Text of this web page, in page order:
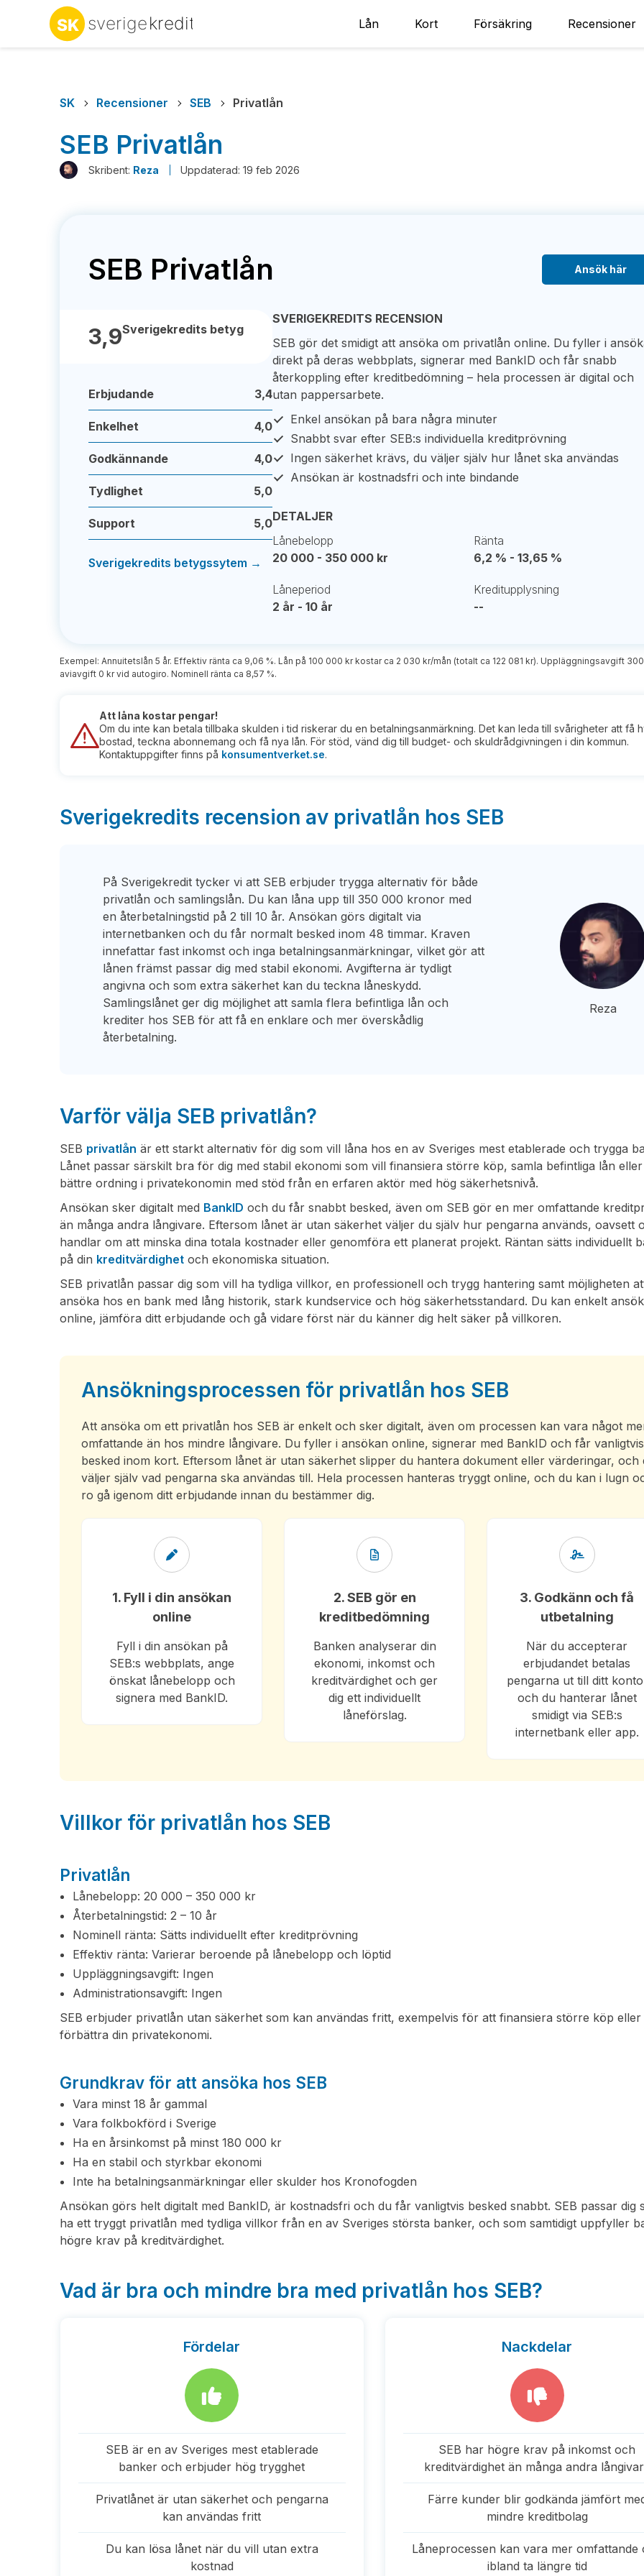
Lån Kort Försäkring Recensioner
SK Recensioner SEB Privatlån
SEB Privatlån
Skribent: Reza Uppdaterad: 19 feb 2026
SEB Privatlån Ansök här
3,9Sverigekredits betyg
Erbjudande 3,4
Enkelhet 4,0
Godkännande 4,0
Tydlighet 5,0
Support 5,0
Sverigekredits betygssytem →
SVERIGEKREDITS RECENSION
SEB gör det smidigt att ansöka om privatlån online. Du fyller i
direkt på deras webbplats, signerar med BankID och får snabb
återkoppling efter kreditbedömning – hela processen är digital och
utan pappersarbete.
Enkel ansökan på bara några minuter
Snabbt svar efter SEB:s individuella kreditprövning
Ingen säkerhet krävs, du väljer själv hur lånet ska användas
Ansökan är kostnadsfri och inte bindande
DETALJER
Lånebelopp
20 000 - 350 000 kr
Ränta
6,2 % - 13,65 %
Låneperiod
2 år - 10 år
Kreditupplysning
--
Exempel: Annuitetslån 5 år. Effektiv ränta ca 9,06 %. Lån på 100 000 kr kostar ca 2 030 kr/mån (totalt ca 122 081 kr). Uppläggningsavgift
aviavgift 0 kr vid autogiro. Nominell ränta ca 8,57 %.
Att låna kostar pengar!
Om du inte kan betala tillbaka skulden i tid riskerar du en betalningsanmärkning. Det kan leda till svårigheter att få
bostad, teckna abonnemang och få nya lån. För stöd, vänd dig till budget- och skuldrådgivningen i din kommun.
Kontaktuppgifter finns på konsumentverket.se.
Sverigekredits recension av privatlån hos SEB
På Sverigekredit tycker vi att SEB erbjuder trygga alternativ för både
privatlån och samlingslån. Du kan låna upp till 350 000 kronor med
en återbetalningstid på 2 till 10 år. Ansökan görs digitalt via
internetbanken och du får normalt besked inom 48 timmar. Kraven
innefattar fast inkomst och inga betalningsanmärkningar, vilket gör att
lånen främst passar dig med stabil ekonomi. Avgifterna är tydligt
angivna och som extra säkerhet kan du teckna låneskydd.
Samlingslånet ger dig möjlighet att samla flera befintliga lån och
krediter hos SEB för att få en enklare och mer överskådlig
återbetalning.
Reza
Varför välja SEB privatlån?
SEB privatlån är ett starkt alternativ för dig som vill låna hos en av Sveriges mest etablerade och trygga
Lånet passar särskilt bra för dig med stabil ekonomi som vill finansiera större köp, samla befintliga lån
bättre ordning i privatekonomin med stöd från en erfaren aktör med hög säkerhetsnivå.
Ansökan sker digitalt med BankID och du får snabbt besked, även om SEB gör en mer omfattande
än många andra långivare. Eftersom lånet är utan säkerhet väljer du själv hur pengarna används, oavsett
handlar om att minska dina totala kostnader eller genomföra ett planerat projekt. Räntan sätts individuellt
på din kreditvärdighet och ekonomiska situation.
SEB privatlån passar dig som vill ha tydliga villkor, en professionell och trygg hantering samt möjligheten
ansöka hos en bank med lång historik, stark kundservice och hög säkerhetsstandard. Du kan enkelt
online, jämföra ditt erbjudande och gå vidare först när du känner dig helt säker på villkoren.
Ansökningsprocessen för privatlån hos SEB
Att ansöka om ett privatlån hos SEB är enkelt och sker digitalt, även om processen kan vara något
omfattande än hos mindre långivare. Du fyller i ansökan online, signerar med BankID och får vanligtvis
besked inom kort. Eftersom lånet är utan säkerhet slipper du hantera dokument eller värderingar, och
väljer själv vad pengarna ska användas till. Hela processen hanteras tryggt online, och du kan i lugn
ro gå igenom ditt erbjudande innan du bestämmer dig.
1. Fyll i din ansökan
online
Fyll i din ansökan på
SEB:s webbplats, ange
önskat lånebelopp och
signera med BankID.
2. SEB gör en
kreditbedömning
Banken analyserar din
ekonomi, inkomst och
kreditvärdighet och ger
dig ett individuellt
låneförslag.
3. Godkänn och få
utbetalning
När du accepterar
erbjudandet betalas
pengarna ut till ditt
och du hanterar lånet
smidigt via SEB:s
internetbank eller app.
Villkor för privatlån hos SEB
Privatlån
Lånebelopp: 20 000 – 350 000 kr
Återbetalningstid: 2 – 10 år
Nominell ränta: Sätts individuellt efter kreditprövning
Effektiv ränta: Varierar beroende på lånebelopp och löptid
Uppläggningsavgift: Ingen
Administrationsavgift: Ingen
SEB erbjuder privatlån utan säkerhet som kan användas fritt, exempelvis för att finansiera större köp eller
förbättra din privatekonomi.
Grundkrav för att ansöka hos SEB
Vara minst 18 år gammal
Vara folkbokförd i Sverige
Ha en årsinkomst på minst 180 000 kr
Ha en stabil och styrkbar ekonomi
Inte ha betalningsanmärkningar eller skulder hos Kronofogden
Ansökan görs helt digitalt med BankID, är kostnadsfri och du får vanligtvis besked snabbt. SEB passar dig
ha ett tryggt privatlån med tydliga villkor från en av Sveriges största banker, och som samtidigt uppfyller
högre krav på kreditvärdighet.
Vad är bra och mindre bra med privatlån hos SEB?
Fördelar
SEB är en av Sveriges mest etablerade
banker och erbjuder hög trygghet
Privatlånet är utan säkerhet och pengarna
kan användas fritt
Du kan lösa lånet när du vill utan extra
kostnad
Nackdelar
SEB har högre krav på inkomst och
kreditvärdighet än många andra
Färre kunder blir godkända jämfört
mindre kreditbolag
Låneprocessen kan vara mer omfattande
ibland ta längre tid